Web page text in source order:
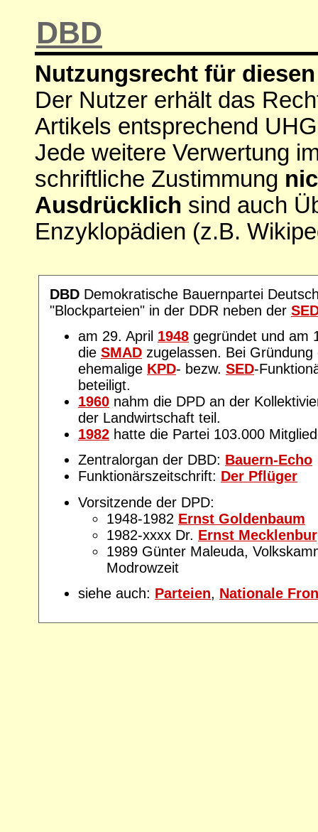
DBD
Nutzungsrecht für
Der Nutzer erhält das
Artikels entsprechend
Jede weitere Verwertung
schriftliche Zustimmung
Ausdrücklich sind auch
Enzyklopädien (z.B.
DBD Demokratische Bauernpartei
"Blockparteien" in der DDR neben der
am 29. April 1948 gegründet und am
die SMAD zugelassen. Bei
ehemalige KPD- bezw. SED-
beteiligt.
1960 nahm die DPD an der
der Landwirtschaft teil.
1982 hatte die Partei 103.000
Zentralorgan der DBD: Bauern-Echo
Funktionärszeitschrift: Der Pflüger
Vorsitzende der DPD:
1948-1982 Ernst Goldenbaum
1982-xxxx Dr. Ernst
1989 Günter Maleuda,
Modrowzeit
siehe auch: Parteien, Nationale